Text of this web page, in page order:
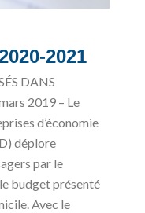
2021
DANS
2019 – Le
d’économie
déplore
par le
budget présenté
Avec le